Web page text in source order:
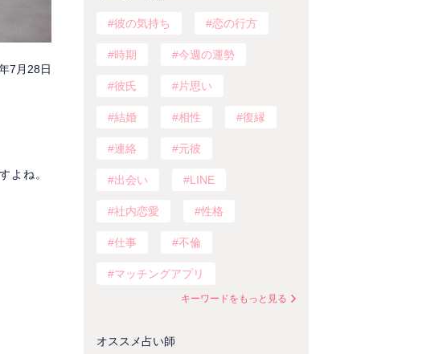
7月28日
よね。
彼の気持ち 恋の行方
時期 今週の運勢
彼氏 片思い
結婚 相性 復縁
連絡 元彼
出会い LINE
社内恋愛 性格
仕事 不倫
マッチングアプリ
キーワードをもっと見る
オススメ占い師